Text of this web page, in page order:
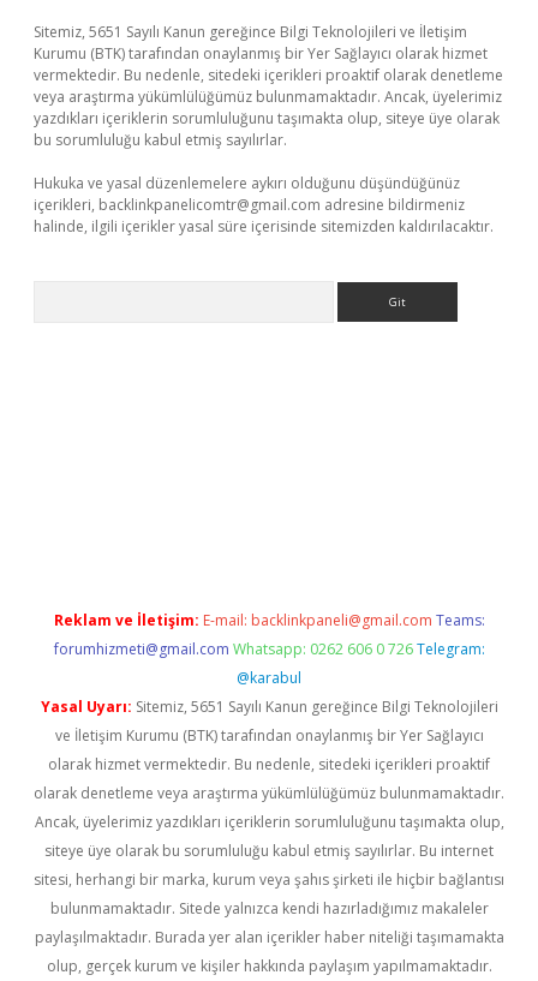
Sitemiz, 5651 Sayılı Kanun gereğince Bilgi Teknolojileri ve İletişim
Kurumu (BTK) tarafından onaylanmış bir Yer Sağlayıcı olarak hizmet
vermektedir. Bu nedenle, sitedeki içerikleri proaktif olarak denetleme
veya araştırma yükümlülüğümüz bulunmamaktadır. Ancak, üyelerimiz
yazdıkları içeriklerin sorumluluğunu taşımakta olup, siteye üye olarak
bu sorumluluğu kabul etmiş sayılırlar.
Hukuka ve yasal düzenlemelere aykırı olduğunu düşündüğünüz
içerikleri, backlinkpanelicomtr@gmail.com adresine bildirmeniz
halinde, ilgili içerikler yasal süre içerisinde sitemizden kaldırılacaktır.
Reklam ve İletişim: E-mail: backlinkpaneli@gmail.com Teams:
forumhizmeti@gmail.com Whatsapp: 0262 606 0 726 Telegram:
@karabul
Yasal Uyarı: Sitemiz, 5651 Sayılı Kanun gereğince Bilgi Teknolojileri
ve İletişim Kurumu (BTK) tarafından onaylanmış bir Yer Sağlayıcı
olarak hizmet vermektedir. Bu nedenle, sitedeki içerikleri proaktif
olarak denetleme veya araştırma yükümlülüğümüz bulunmamaktadır.
Ancak, üyelerimiz yazdıkları içeriklerin sorumluluğunu taşımakta olup,
siteye üye olarak bu sorumluluğu kabul etmiş sayılırlar. Bu internet
sitesi, herhangi bir marka, kurum veya şahıs şirketi ile hiçbir bağlantısı
bulunmamaktadır. Sitede yalnızca kendi hazırladığımız makaleler
paylaşılmaktadır. Burada yer alan içerikler haber niteliği taşımamakta
olup, gerçek kurum ve kişiler hakkında paylaşım yapılmamaktadır.